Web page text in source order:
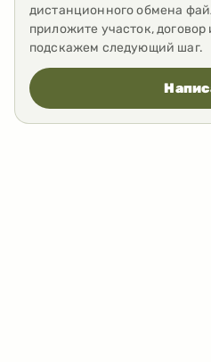
дистанционного обмена
приложите участок,
подскажем следующий шаг.